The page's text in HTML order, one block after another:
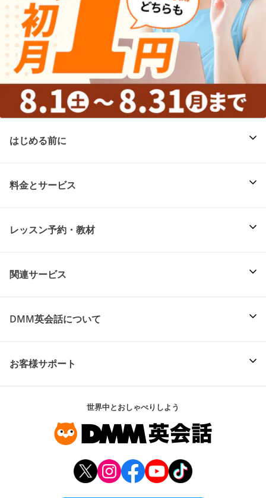
はじめる前に
料金とサービス
レッスン予約・教材
関連サービス
DMM英会話について
お客様サポート
世界中とおしゃべりしよう